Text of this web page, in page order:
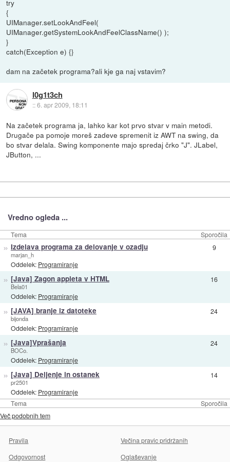
try
{
UIManager.setLookAndFeel(
UIManager.getSystemLookAndFeelClassName() );
}
catch(Exception e) {}
dam na začetek programa?ali kje ga naj vstavim?
l0g1t3ch
::6. apr 2009, 18:11
Na začetek programa ja, lahko kar kot prvo stvar v main metodi.
Drugače pa pomoje moreš zadeve spremenit iz AWT na swing, da
bo stvar delala. Swing komponente majo spredaj črko "J". JLabel,
JButton, ...
Vredno ogleda ...
Tema Sporočila
Tema Sporočila
» Izdelava programa za delovanje v ozadju
marjan_h
Oddelek: Programiranje
9
» [Java] Zagon appleta v HTML
Bela01
Oddelek: Programiranje
16
» [JAVA] branje iz datoteke
bijonda
Oddelek: Programiranje
24
» [Java]Vprašanja
BOCo.
Oddelek: Programiranje
24
» [Java] Deljenje in ostanek
pr2501
Oddelek: Programiranje
14
Več podobnih tem
Pravila
Večina pravic pridržanih
Odgovornost
Oglaševanje